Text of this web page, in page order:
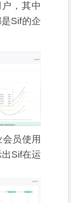
，其中
Sif的企
会员使用
Sif在运